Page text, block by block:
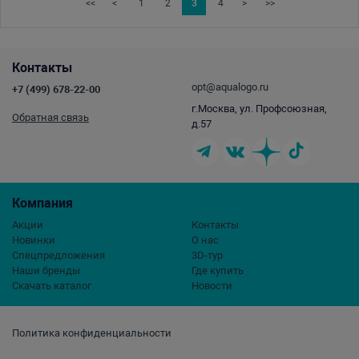
<< < 1 2 3 4 > >>
Политика конфиденциальности
Компания
Акции
Новинки
Спецпредложения
Наши бренды
Скачать каталог
Контакты
О нас
3D-тур
Где купить
Новости
Контакты
+7 (499) 678-22-00
Обратная связь
opt@aqualogo.ru
г.Москва, ул. Профсоюзная,
д.57